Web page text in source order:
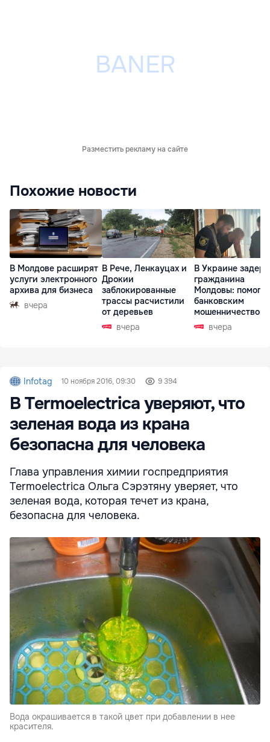
Разместить рекламу на сайте
Похожие новости
В Молдове расширят
услуги электронного
архива для бизнеса
вчера
В Рече, Ленкауцах и
Дрокии
заблокированные
трассы расчистили
от деревьев
вчера
В Украине
гражданина
Молдовы:
банковским
мошенничеством
Чехиивчера
Infotag 10 ноября 2016, 09:30 9 394
В Termoelectrica уверяют, что
зеленая вода из крана
безопасна для человека
Глава управления химии госпредприятия
Termoelectrica Ольга Сэрэтяну уверяет, что
зеленая вода, которая течет из крана,
безопасна для человека.
Вода окрашивается в такой цвет при добавлении в нее
красителя.